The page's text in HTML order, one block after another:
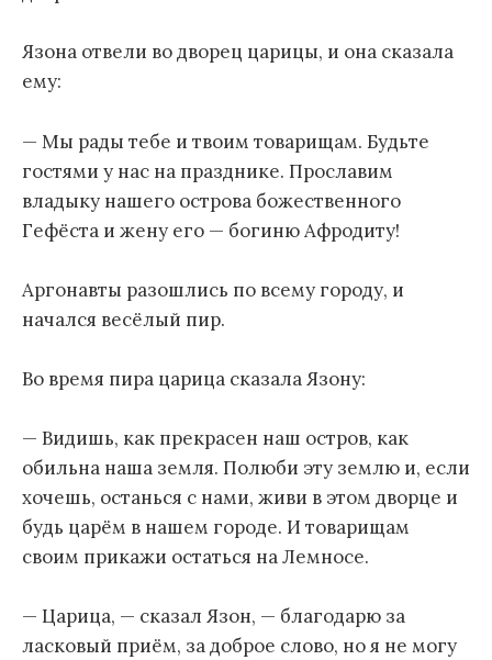
Язона отвели во дворец царицы, и она сказала
ему:
— Мы рады тебе и твоим товарищам. Будьте
гостями у нас на празднике. Прославим
владыку нашего острова божественного
Гефёста и жену его — богиню Афродиту!
Аргонавты разошлись по всему городу, и
начался весёлый пир.
Во время пира царица сказала Язону:
— Видишь, как прекрасен наш остров, как
обильна наша земля. Полюби эту землю и, если
хочешь, останься с нами, живи в этом дворце и
будь царём в нашем городе. И товарищам
своим прикажи остаться на Лемносе.
— Царица, — сказал Язон, — благодарю за
ласковый приём, за доброе слово, но я не могу